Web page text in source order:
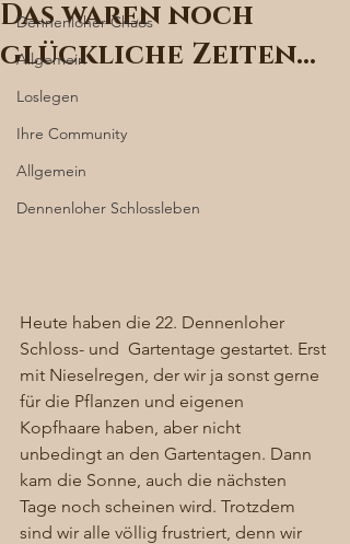
Dennenloher Chaos
Allgemein
Loslegen
Ihre Community
Allgemein
Dennenloher Schlossleben
Das waren noch
glückliche Zeiten...
Heute haben die 22. Dennenloher
Schloss- und  Gartentage gestartet. Erst
mit Nieselregen, der wir ja sonst gerne
für die Pflanzen und eigenen
Kopfhaare haben, aber nicht
unbedingt an den Gartentagen. Dann
kam die Sonne, auch die nächsten
Tage noch scheinen wird. Trotzdem
sind wir alle völlig frustriert, denn wir